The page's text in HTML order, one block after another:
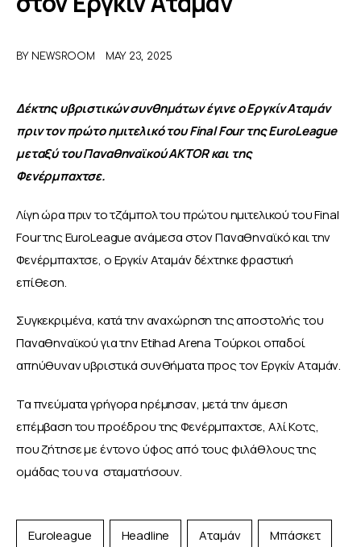
BY NEWSROOM MAY 23, 2025
Δέκτης υβριστικών συνθημάτων έγινε ο Εργκίν Αταμάν
πριν τον πρώτο ημιτελικό του Final Four της EuroLeague
μεταξύ του Παναθηναϊκού AKTOR και της
Φενέρμπαχτσε.
Λίγη ώρα πριν το τζάμπολ του πρώτου ημιτελικού του Final
Four της EuroLeague ανάμεσα στον Παναθηναϊκό και την
Φενέρμπαχτσε, ο Εργκίν Αταμάν δέχτηκε φραστική
επίθεση.
Συγκεκριμένα, κατά την αναχώρηση της αποστολής του
Παναθηναϊκού για την Etihad Arena Τούρκοι οπαδοί
απηύθυναν υβριστικά συνθήματα προς τον Εργκίν Αταμάν.
Τα πνεύματα γρήγορα ηρέμησαν, μετά την άμεση
επέμβαση του προέδρου της Φενέρμπαχτσε, Αλί Κοτς,
που ζήτησε με έντονο ύφος από τους φιλάθλους της
ομάδας του να  σταματήσουν.
Euroleague Headline Αταμάν Μπάσκετ